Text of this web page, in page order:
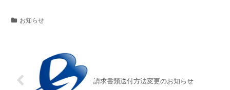
お知らせ
請求書類送付方法変更のお知らせ